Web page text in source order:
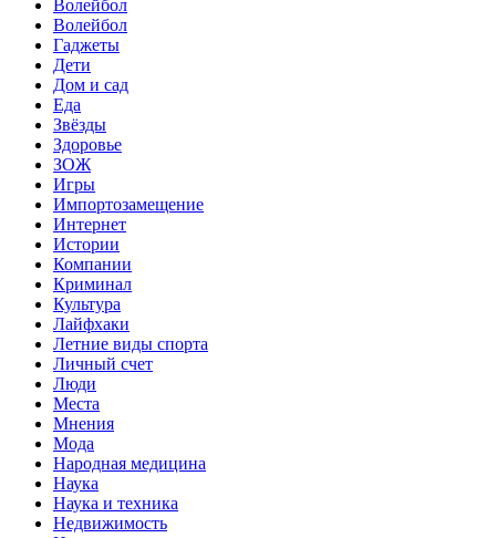
Волейбол
Волейбол
Гаджеты
Дети
Дом и сад
Еда
Звёзды
Здоровье
ЗОЖ
Игры
Импортозамещение
Интернет
Истории
Компании
Криминал
Культура
Лайфхаки
Летние виды спорта
Личный счет
Люди
Места
Мнения
Мода
Народная медицина
Наука
Наука и техника
Недвижимость